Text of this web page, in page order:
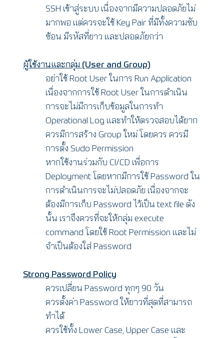
SSH เข้าสู่ระบบ เนื่องจากมีความปลอดภัยไม่
มากพอ แต่ควรจะใช้​ Key Pair ที่มีทั้งความซับ
ซ้อน มีรหัสที่ยาว และปลอดภัยกว่า
ผู้ใช้งานและกลุ่ม (User and Group)
อย่าใช้ Root User ในการ Run Application
เนื่องจากการใช้ Root User ในการดำเนิน
การจะไม่มีการเก็บข้อมูลในการทำ
Operational Log และทำให้ตรวจสอบได้ยาก
ควรมีการสร้าง Group ใหม่ โดยควร ควรมี
การตั้ง Sudo Permission
หากใช้งานร่วมกับ CI/CD เพื่อการ
Deployment โดยหากมีการใช้ Password ใน
การดำเนินการจะไม่ปลอดภัย เนื่องจากจะ
ต้องมีการเก็บ Password ไว้เป็น text file ดัง
นั้น เราจึงควรที่จะให้กลุ่ม execute
command โดยใช้ Root Permission และไม่
จำเป็นต้องใส่ Password
Strong Password Policy
ควรเปลี่ยน Password ทุกๆ 90 วัน
ควรตั้งค่า Password ให้ยาวที่สุดที่สามารถ
ทำได้
ควรใช้ทั้ง Lower Case, Upper Case และ